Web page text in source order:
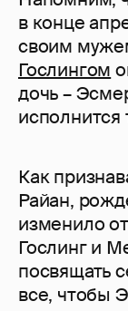
в конце
своим
Гослингом
дочь –
исполнится
Как
Райан,
изменило
Гослинг и
посвящать
все, чтобы